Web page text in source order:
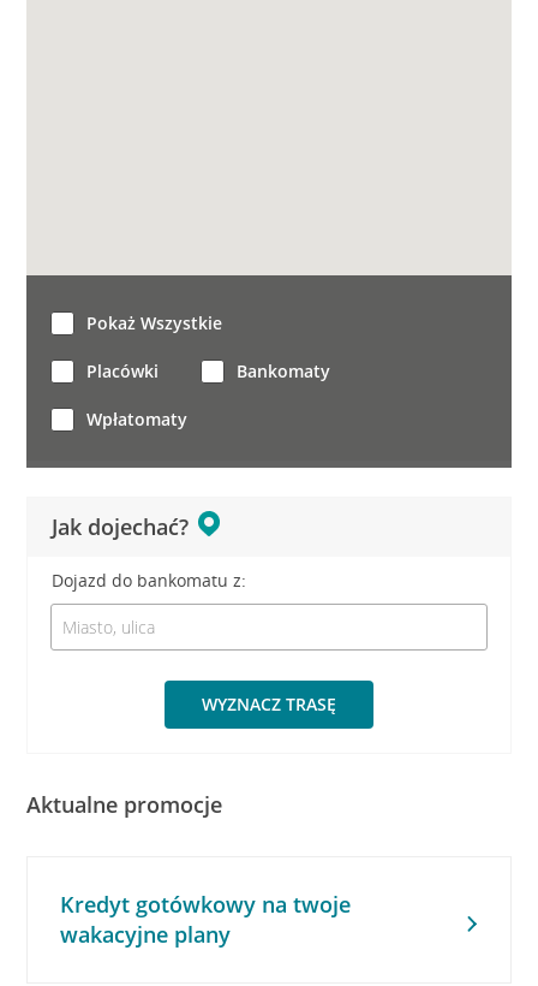
Jak dojechać?
Dojazd do bankomatu z:
WYZNACZ TRASĘ
Pokaż Wszystkie
Placówki Bankomaty
Wpłatomaty
Aktualne promocje
Kredyt gotówkowy na twoje
wakacyjne plany